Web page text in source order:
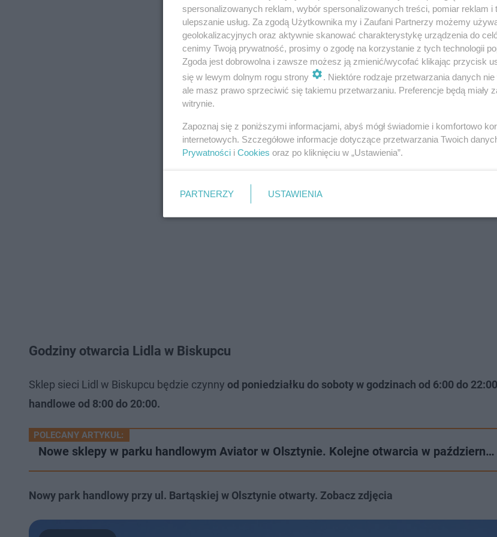
jednocześnie nowe miejsca pracy dla lokalnych społeczności.
Lidl Polska jako odpowiedzialny pracodawca, zapewnia swoim
pracownikom atrakcyjne i jedne z najwyższych wynagrodzeń w
handlu, szeroki pakiet benefitów pozapłacowych oraz
możliwość rozwoju zawodowego – podsumowuje Aleksandra
Robaszkiewicz, Dyrektorka ds. Corporate Affairs i CSR w Lidl
Polska.
Godziny otwarcia Lidla w Biskupcu
Sklep sieci Lidl w Biskupcu będzie czynny od poniedziałku do soboty w godzinach od 6:00 do 22:00
handlowe od 8:00 do 20:00.
POLECANY ARTYKUŁ:
Nowe sklepy w parku handlowym Aviator w Olsztynie. Kolejne otwarcia w październ…
Nowy park handlowy przy ul. Bartąskiej w Olsztynie otwarty. Zobacz zdjęcia
spersonalizowanych reklam, wybór spersonalizowanych treści, pomiar reklam i
ulepszanie usług. Za zgodą Użytkownika my i Zaufani Partnerzy możemy
geolokalizacyjnych oraz aktywnie skanować charakterystykę urządzenia do
cenimy Twoją prywatność, prosimy o zgodę na korzystanie z tych technologii
Zgoda jest dobrowolna i zawsze możesz ją zmienić/wycofać klikając przycisk
się w lewym dolnym rogu strony
. Niektóre rodzaje przetwarzania danych
ale masz prawo sprzeciwić się takiemu przetwarzaniu. Preferencje będą miały
witrynie.
Zapoznaj się z poniższymi informacjami, abyś mógł świadomie i komfortowo
internetowych. Szczegółowe informacje dotyczące przetwarzania Twoich
Prywatności i Cookies oraz po kliknięciu w „Ustawienia”.
PARTNERZY USTAWIENIA